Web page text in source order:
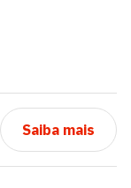
Saiba mais